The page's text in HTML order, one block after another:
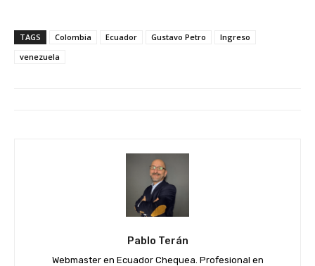
TAGS Colombia Ecuador Gustavo Petro
Ingreso
venezuela
Pablo Terán
Webmaster en Ecuador Chequea. Profesional en